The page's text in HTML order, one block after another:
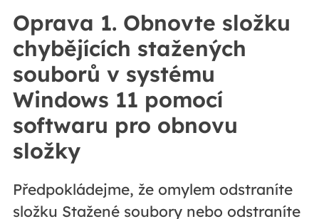
Oprava 1. Obnovte složku
chybějících stažených
souborů v systému
Windows 11 pomocí
softwaru pro obnovu
složky
Předpokládejme, že omylem odstraníte
složku Stažené soubory nebo odstraníte